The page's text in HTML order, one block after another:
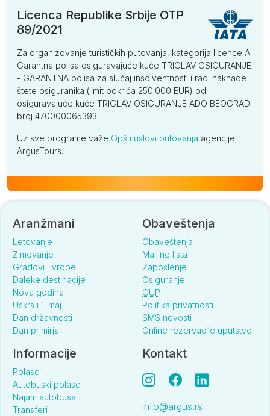
Licenca Republike Srbije OTP
89/2021
Za organizovanje turističkih putovanja, kategorija licence A.
Garantna polisa osiguravajuće kuće TRIGLAV OSIGURANJE
- GARANTNA polisa za slučaj insolventnosti i radi naknade
štete osiguranika (limit pokrića 250.000 EUR) od
osiguravajuće kuće TRIGLAV OSIGURANJE ADO BEOGRAD
broj 470000065393.
Uz sve programe važe Opšti uslovi putovanja agencije
ArgusTours.
Aranžmani
Letovanje
Zimovanje
Gradovi Evrope
Daleke destinacije
Nova godina
Uskrs i 1. maj
Dan državnosti
Dan primirja
Obaveštenja
Obaveštenja
Mailing lista
Zaposlenje
Osiguranje
OUP
Politika privatnosti
SMS novosti
Online rezervacije uputstvo
Informacije
Polasci
Autobuski polasci
Najam autobusa
Transferi
Kontakt
info@argus.rs